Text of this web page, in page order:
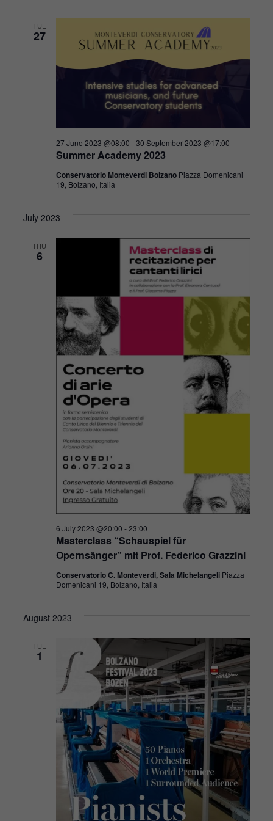
TUE
27
Summer Academy 2023
27 June 2023 @08:00 -30 September 2023 @17:00
Conservatorio Monteverdi Bolzano Piazza Domenicani
19, Bolzano, Italia
July 2023
THU
6
Masterclass “Schauspiel für
Opernsänger” mit Prof. Federico Grazzini
6 July 2023 @20:00 -23:00
Conservatorio C. Monteverdi, Sala Michelangeli Piazza
Domenicani 19, Bolzano, Italia
August 2023
TUE
1
Notwendig
Diese
Cookies
sind nicht
optional. Sie
werden
benötigt,